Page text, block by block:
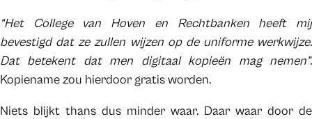
“Het College van Hoven en Rechtbanken heeft mij
bevestigd dat ze zullen wijzen op de uniforme werkwijze.
Dat betekent dat men digitaal kopieën mag nemen”.
Kopiename zou hierdoor gratis worden.
Niets blijkt thans dus minder waar. Daar waar door de